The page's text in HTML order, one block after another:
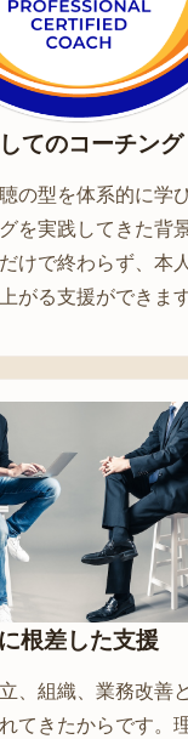
てのコーチング
の型を体系的に学
を実践してきた背
けで終わらず、本
がる支援ができます
根差した支援
、組織、業務改善
てきたからです。